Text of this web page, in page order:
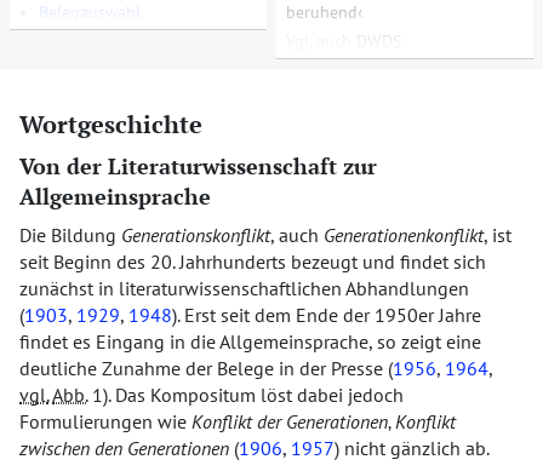
Belegauswahl
beruhend
DWDS
Wortgeschichte
Von der Literaturwissenschaft zur
Allgemeinsprache
Die Bildung Generationskonflikt, auch Generationenkonflikt, ist
seit Beginn des 20. Jahrhunderts bezeugt und findet sich
zunächst in literaturwissenschaftlichen Abhandlungen
(1903, 1929, 1948). Erst seit dem Ende der 1950er Jahre
findet es Eingang in die Allgemeinsprache, so zeigt eine
deutliche Zunahme der Belege in der Presse (1956, 1964,
vgl.Abb.1). Das Kompositum löst dabei jedoch
Formulierungen wie Konflikt der Generationen‚Konflikt
zwischen den Generationen (1906, 1957) nicht gänzlich ab.